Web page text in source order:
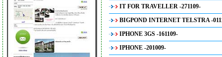
IT FOR TRAVELLER -271109-
BIGPOND INTERNET TELSTRA -
IPHONE 3GS -161109-
IPHONE -201009-